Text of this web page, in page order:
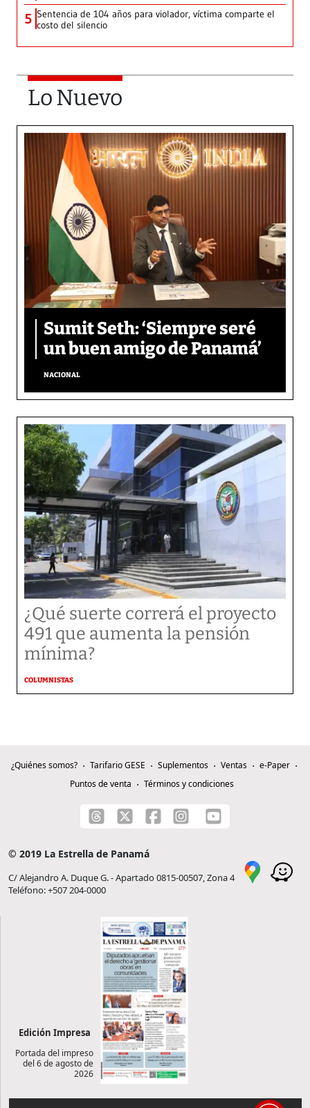
5 Sentencia de 104 años para violador, víctima comparte el
costo del silencio
Lo Nuevo
Sumit Seth: ‘Siempre seré
un buen amigo de Panamá’
NACIONAL
¿Qué suerte correrá el proyecto
491 que aumenta la pensión
mínima?
COLUMNISTAS
¿Quiénes somos? Tarifario GESE Suplementos Ventas
e-Paper
Puntos de venta
Términos y condiciones
© 2019 La Estrella de Panamá
C/ Alejandro A. Duque G. - Apartado 0815-00507, Zona 4
Teléfono: +507 204-0000
Edición Impresa
Portada del impreso
del 6 de agosto de
2026